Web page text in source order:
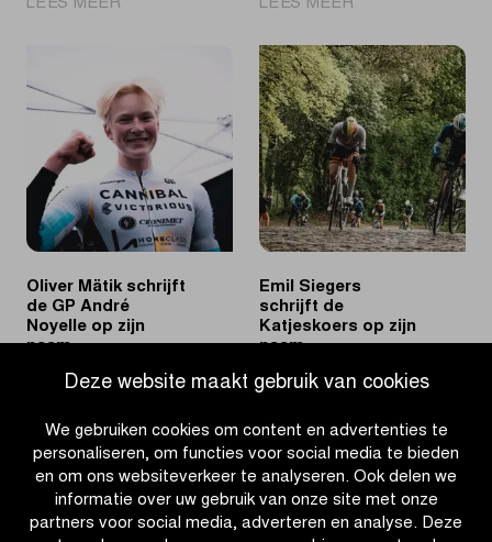
Deze website maakt gebruik van cookies
We gebruiken cookies om content en advertenties te
personaliseren, om functies voor social media te bieden
en om ons websiteverkeer te analyseren. Ook delen we
informatie over uw gebruik van onze site met onze
partners voor social media, adverteren en analyse. Deze
LEES MEER
knappe
solo
uit
z’n
benen
in
Kattekoers
LEES MEER
Salmon
juicht
bij
de
U17
Vrouwen
Oliver Mätik schrijft
de GP André
Noyelle op zijn
naam
|
schrijft
de
Emil Siegers
schrijft de
Katjeskoers op zijn
naam
LEES MEER |
schrijft
Katjeskoers